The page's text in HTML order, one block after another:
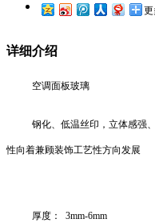
更
详细介绍
空调面板玻璃
钢化、低温丝印，立体感强
性向着兼顾装饰工艺性方向发展
厚度： 3mm-6mm